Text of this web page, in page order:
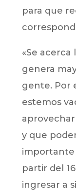
para que
«Se acerca
genera
gente. Por
estemos
y que
importante
partir del
ingresar a